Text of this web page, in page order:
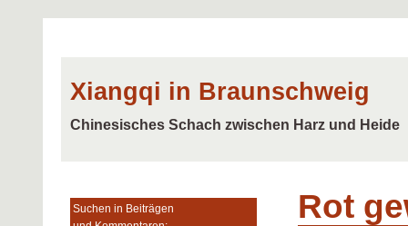
Xiangqi in Braunschweig
Chinesisches Schach zwischen Harz und Heide
Suchen in Beiträgen
Rot